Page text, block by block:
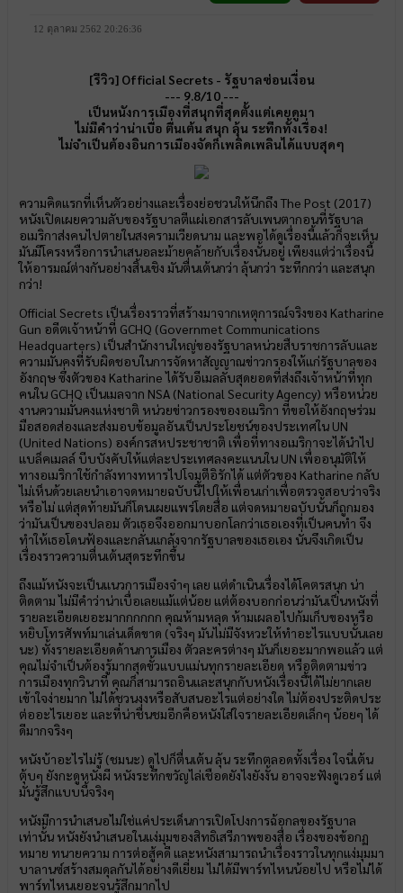
12 ตุลาคม 2562 20:26:36
[รีวิว] Official Secrets - รัฐบาลซ่อนเงื่อน
--- 9.8/10 ---
เป็นหนังการเมืองที่สนุกที่สุดตั้งแต่เคยดูมา
ไม่มีคำว่าน่าเบื่อ ตื่นเต้น สนุก ลุ้น ระทึกทั้งเรื่อง!
ไม่จำเป็นต้องอินการเมืองจัดก็เพลิดเพลินได้แบบสุดๆ
ความคิดแรกที่เห็นตัวอย่างและเรื่องย่อชวนให้นึกถึง The Post (2017)
หนังเปิดเผยความลับของรัฐบาลตีแผ่เอกสารลับเพนตากอนที่รัฐบาล
อเมริกาส่งคนไปตายในสงครามเวียดนาม และพอได้ดูเรื่องนี้แล้วก็จะเห็น
มันมีโครงหรือการนำเสนอละม้ายคล้ายกับเรื่องนั้นอยู่ เพียงแต่ว่าเรื่องนี้
ให้อารมณ์ต่างกันอย่างสิ้นเชิง มันตื่นเต้นกว่า ลุ้นกว่า ระทึกกว่า และสนุก
กว่า!
Official Secrets เป็นเรื่องราวที่สร้างมาจากเหตุการณ์จริงของ Katharine
Gun อดีตเจ้าหน้าที่ GCHQ (Governmet Communications
Headquarters) เป็นสำนักงานใหญ่ของรัฐบาลหน่วยสืบราชการลับและ
ความมั่นคงที่รับผิดชอบในการจัดหาสัญญาณข่าวกรองให้แก่รัฐบาลของ
อังกฤษ ซึ่งตัวของ Katharine ได้รับอีเมลลับสุดยอดที่ส่งถึงเจ้าหน้าที่ทุก
คนใน GCHQ เป็นเมลจาก NSA (National Security Agency) หรือหน่วย
งานความมั่นคงแห่งชาติ หน่วยข่าวกรองของอเมริกา ที่ขอให้อังกฤษร่วม
มือสอดส่องและส่งมอบข้อมูลอันเป็นประโยชน์ของประเทศใน UN
(United Nations) องค์กรสหประชาชาติ เพื่อที่ทางอเมริกาจะได้นำไป
แบล็คเมลล์ บีบบังคับให้แต่ละประเทศลงคะแนนใน UN เพื่ออนุมัติให้
ทางอเมริกาใช้กำลังทางทหารไปโจมตีอิรักได้ แต่ตัวของ Katharine กลับ
ไม่เห็นด้วยเลยนำเอาจดหมายฉบับนี้ไปให้เพื่อนเก่าเพื่อตรวจสอบว่าจริง
หรือไม่ แต่สุดท้ายมันก็โดนเผยแพร่โดยสื่อ แต่จดหมายฉบับนั้นก็ถูกมอง
ว่ามันเป็นของปลอม ตัวเธอจึงออกมาบอกโลกว่าเธอเองที่เป็นคนทำ จึง
ทำให้เธอโดนฟ้องและกลั่นแกล้งจากรัฐบาลของเธอเอง นั่นจึงเกิดเป็น
เรื่องราวความตื่นเต้นสุดระทึกขึ้น
ถึงแม้หนังจะเป็นแนวการเมืองจ๋าๆ เลย แต่ดำเนินเรื่องได้โคตรสนุก น่า
ติดตาม ไม่มีคำว่าน่าเบื่อเลยแม้แต่น้อย แต่ต้องบอกก่อนว่ามันเป็นหนังที่
รายละเอียดเยอะมากกกกกก คุณห้ามหลุด ห้ามเผลอไปก้มเก็บของหรือ
หยิบโทรศัพท์มาเล่นเด็ดขาด (จริงๆ มันไม่มีจังหวะให้ทำอะไรแบบนั้นเลย
นะ) ทั้งรายละเอียดด้านการเมือง ตัวละครต่างๆ มันก็เยอะมากพอแล้ว แต่
คุณไม่จำเป็นต้องรู้มากสุดขั้วแบบแม่นทุกรายละเอียด หรือติดตามข่าว
การเมืองทุกวินาที คุณก็สามารถอินและสนุกกับหนังเรื่องนี้ได้ไม่ยากเลย
เข้าใจง่ายมาก ไม่ได้ชวนงงหรือสับสนอะไรแต่อย่างใด ไม่ต้องประติดประ
ต่ออะไรเยอะ และที่น่าชื่นชมอีกคือหนังใส่ใจรายละเอียดเล็กๆ น้อยๆ ได้
ดีมากจริงๆ
หนังบ้าอะไรไม่รู้ (ชมนะ) ดูไปก็ตื่นเต้น ลุ้น ระทึกตลอดทั้งเรื่อง ใจนี่เต้น
ตุ้บๆ ยังกะดูหนังผี หนังระทึกขวัญไล่เชือดยังไงยังงั้น อาจจะฟังดูเวอร์ แต่
มันรู้สึกแบบนี้จริงๆ
หนังมีการนำเสนอไม่ใช่แค่ประเด็นการเปิดโปงการฉ้อกลของรัฐบาล
เท่านั้น หนังยังนำเสนอในแง่มุมของสิทธิเสรีภาพของสื่อ เรื่องของข้อกฏ
หมาย ทนายความ การต่อสู้คดี และหนังสามารถนำเรื่องราวในทุกแง่มุมมา
บาลานซ์สร้างสมดุลกันได้อย่างดีเยี่ยม ไม่ได้มีพาร์ทไหนน้อยไป หรือไม่ได้
พาร์ทไหนเยอะจนรู้สึกมากไป